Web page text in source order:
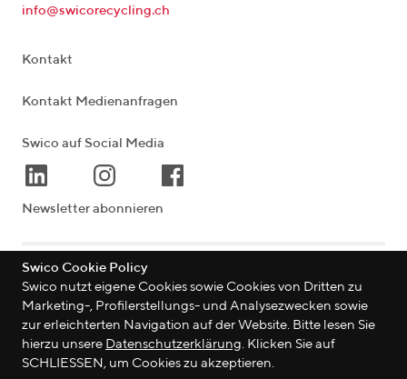
info@swicorecycling.ch
Kontakt
Kontakt Medienanfragen
Swico auf Social Media
Newsletter abonnieren
Lagerstrasse 33 8004 Zürich | Schweiz
©2026 Swico
Swico Cookie Policy
Swico nutzt eigene Cookies sowie Cookies von Dritten zu
Marketing-, Profilerstellungs- und Analysezwecken sowie
zur erleichterten Navigation auf der Website. Bitte lesen Sie
hierzu unsere Datenschutzerklärung. Klicken Sie auf
SCHLIESSEN, um Cookies zu akzeptieren.